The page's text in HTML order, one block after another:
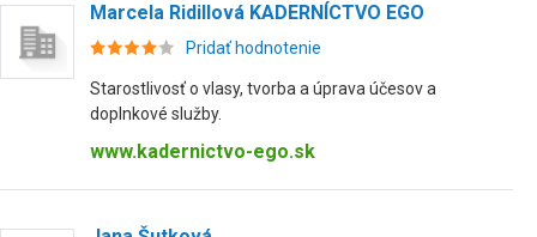
Marcela Ridillová KADERNÍCTVO EGO
Pridať hodnotenie
Starostlivosť o vlasy, tvorba a úprava účesov a
doplnkové služby.
www.kadernictvo-ego.sk